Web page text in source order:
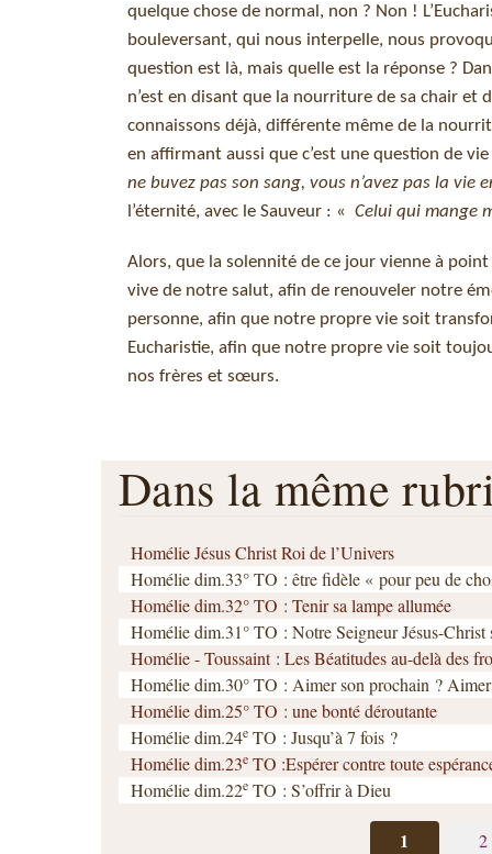
quelque chose de normal, non ? Non !
bouleversant, qui nous interpelle, nous
question est là, mais quelle est la réponse ?
n’est en disant que la nourriture de sa chair
connaissons déjà, différente même de la
en affirmant aussi que c’est une question de
ne buvez pas son sang, vous n’avez pas la vie
l’éternité, avec le Sauveur : « Celui qui mange
Alors, que la solennité de ce jour vienne à
vive de notre salut, afin de renouveler notre
personne, afin que notre propre vie soit
Eucharistie, afin que notre propre vie soit
nos frères et sœurs.
Dans la même
Homélie Jésus Christ Roi de l’Univers
Homélie dim.33° TO : être fidèle « pour peu de
Homélie dim.32° TO : Tenir sa lampe allumée
Homélie dim.31° TO : Notre Seigneur Jésus-
Homélie - Toussaint : Les Béatitudes au-delà des
Homélie dim.30° TO : Aimer son prochain ?
Homélie dim.25° TO : une bonté déroutante
Homélie dim.24e TO : Jusqu’à 7 fois ?
Homélie dim.23e TO :Espérer contre toute
Homélie dim.22e TO : S’offrir à Dieu
1 2